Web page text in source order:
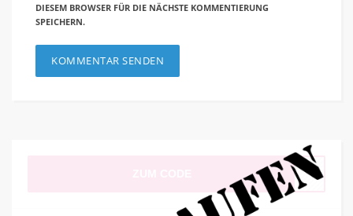
DIESEM BROWSER FÜR DIE NÄCHSTE KOMMENTIERUNG
SPEICHERN.